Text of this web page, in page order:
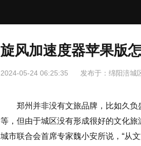
旋风加速度器苹果版
2024-05-24 06:25:35 发布于： 绵阳涪城
郑州并非没有文旅品牌，比如久负
等，但由于城区没有形成很好的文化
城市联合会首席专家魏小安所说，“从